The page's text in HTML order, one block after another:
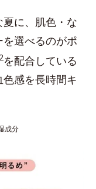
に、肌色・な
選べるのがポ
2を配合している
感を長時間キ
成分